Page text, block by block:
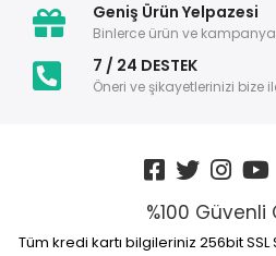
Geniş Ürün Yelpazesi
Binlerce ürün ve
7 / 24 DESTEK
Öneri ve şikayetlerinizi bize
%100
Tüm kredi kartı bilgileriniz 256bit